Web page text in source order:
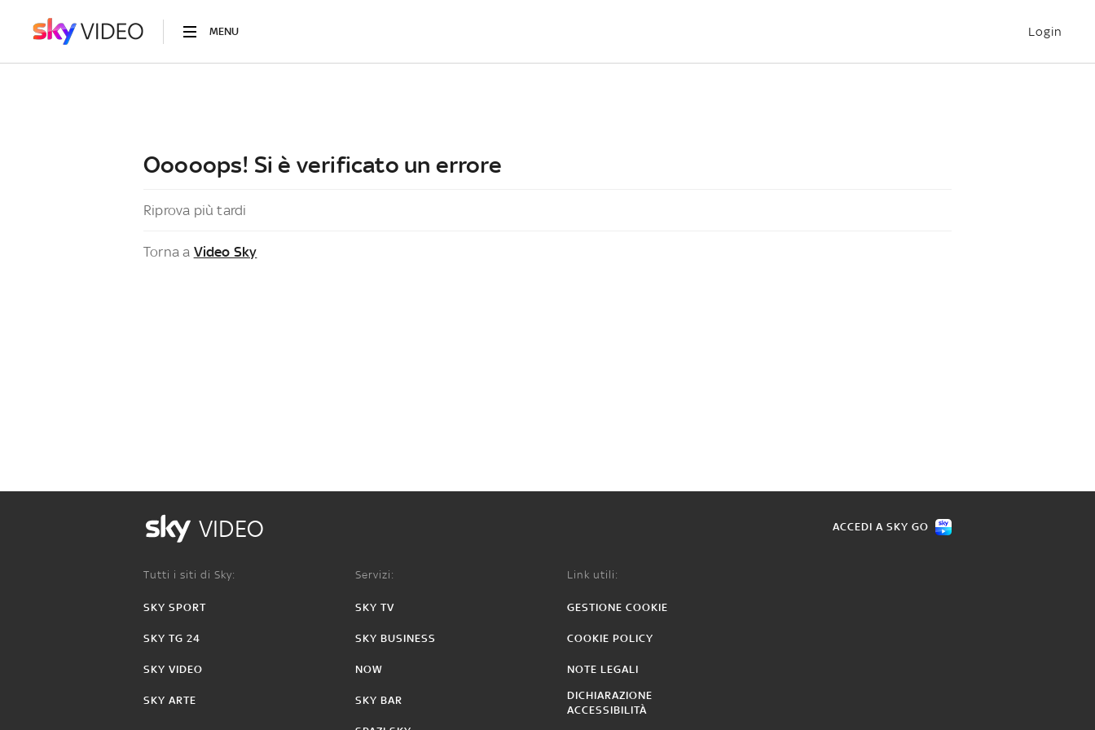
MENU Login
Ooooops! Si è verificato un errore
Riprova più tardi
Torna a Video Sky
VIDEO ACCEDI A SKY GO
Tutti i siti di Sky:
SKY SPORT
SKY TG 24
SKY VIDEO
SKY ARTE
Servizi:
SKY TV
SKY BUSINESS
NOW
SKY BAR
Link utili:
GESTIONE COOKIE
COOKIE POLICY
NOTE LEGALI
DICHIARAZIONE
ACCESSIBILITÀ